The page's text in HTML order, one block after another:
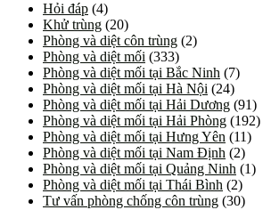
Hỏi đáp (4)
Khử trùng (20)
Phòng và diệt côn trùng (2)
Phòng và diệt mối (333)
Phòng và diệt mối tại Bắc Ninh (7)
Phòng và diệt mối tại Hà Nội (24)
Phòng và diệt mối tại Hải Dương (91)
Phòng và diệt mối tại Hải Phòng (192)
Phòng và diệt mối tại Hưng Yên (11)
Phòng và diệt mối tại Nam Định (2)
Phòng và diệt mối tại Quảng Ninh (1)
Phòng và diệt mối tại Thái Bình (2)
Tư vấn phòng chống côn trùng (30)